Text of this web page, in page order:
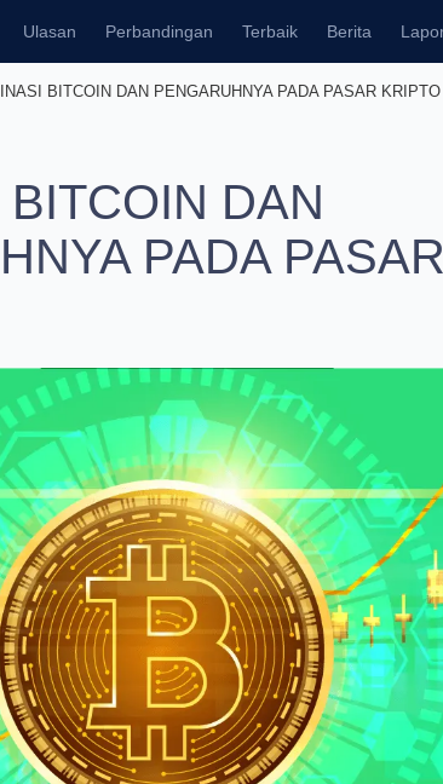
Perbandingan Terbaik Berita Laporan
BITCOIN DAN PENGARUHNYA PADA PASAR KRIPTO
DAN
PADA PASAR